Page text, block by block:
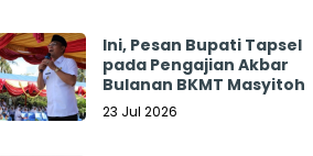
Ini, Pesan Bupati Tapsel
pada Pengajian Akbar
Bulanan BKMT Masyitoh
23 Jul 2026